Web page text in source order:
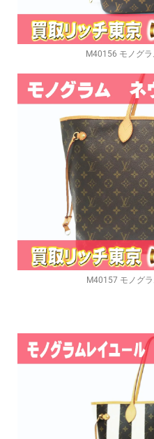
M40156 モノグ
M40157 モノグ